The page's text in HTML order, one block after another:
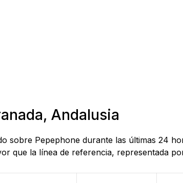
Andalusia
sobre Pepephone durante las últimas 24
que la línea de referencia, representada